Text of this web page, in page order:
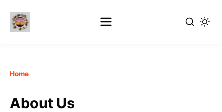
Skip
content
Home
About Us